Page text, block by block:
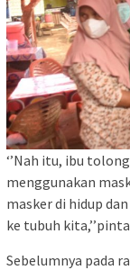
‘’Nah itu, ibu
menggunakan
masker di hidup
ke tubuh
Sebelumnya pada